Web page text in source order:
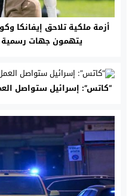
أزمة ملكية تلاحق إيفانكا
يتهمون جهات رسمية
“كاتس”: إسرائيل ستواصل